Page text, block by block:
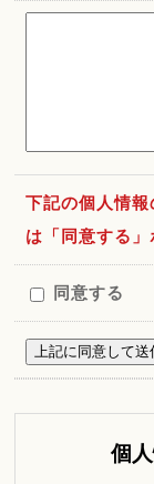
下記の個人情
は「同意する」
同意する